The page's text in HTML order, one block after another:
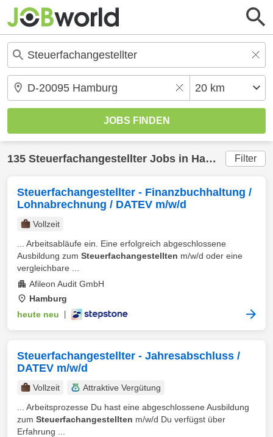
135 Steuerfachangestellter Jobs in Hamburg (20
Filter
Steuerfachangestellter - Finanzbuchhaltung /
Lohnabrechnung / DATEV m/w/d
Vollzeit
... Arbeitsabläufe ein. Eine erfolgreich abgeschlossene
Ausbildung zum Steuerfachangestellten m/w/d oder eine
vergleichbare ...
Afileon Audit GmbH
Hamburg
heute neu
Steuerfachangestellter - Jahresabschluss /
DATEV m/w/d
Vollzeit
Attraktive Vergütung
... Arbeitsprozesse Du hast eine abgeschlossene Ausbildung
zum Steuerfachangestellten m/w/d Du verfügst über
Erfahrung ...